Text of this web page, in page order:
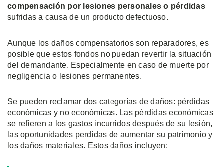
compensación por lesiones personales o pérdidas
sufridas a causa de un producto defectuoso.
Aunque los daños compensatorios son reparadores, es
posible que estos fondos no puedan revertir la situación
del demandante. Especialmente en caso de muerte por
negligencia o lesiones permanentes.
Se pueden reclamar dos categorías de daños: pérdidas
económicas y no económicas. Las pérdidas económicas
se refieren a los gastos incurridos después de su lesión,
las oportunidades perdidas de aumentar su patrimonio y
los daños materiales. Estos daños incluyen: